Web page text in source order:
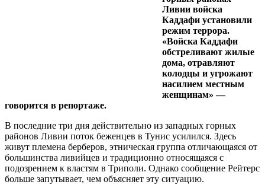
Ливии войска
Каддафи установили
режим террора.
«Войска Каддафи
обстреливают жилые
дома, отравляют
колодцы и угрожают
насилием местным
женщинам» —
говорится в репортаже.
В последние три дня действительно из западных горных
районов Ливии поток беженцев в Тунис усилился. Здесь
живут племена берберов, этническая группа отличающаяся от
большинства ливийцев и традиционно относящаяся с
подозрением к властям в Триполи. Однако сообщение Рейтерс
больше запутывает, чем объясняет эту ситуацию.